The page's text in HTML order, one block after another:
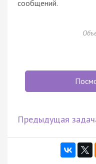
сообщений.
Предыдущая